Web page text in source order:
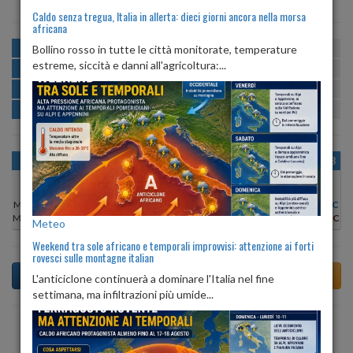
MATTINA min:21º max:28º U:58%
POMERIGGIO min:29º max:30º
SERA min: 25º max:32º U:72%-81%
NOTTE min:22º max:24º U:85%
OGGI
Min:
22°C
Max:29°C
SAB 08
Min:
22°C
Max:24°C
DOM 09
Min:21°C
Max:28°C
LUN 10
Min:21°C
Max:29°C
MAR 11
Min:
21°C
Max:30°C
MER 12
Min:21°C
Max:28°C
GIO 13
Min:
21°C
Max:28°C
Previsioni del Tempo a Ala tra 5 giorni
Caldo senza tregua, Italia in allerta: dieci giorni ancora nella morsa
africana
Bollino rosso in tutte le città monitorate, temperature
estreme, siccità e danni all'agricoltura:...
Meteo
Weekend tra sole africano e temporali improvvisi: attenzione ai forti
rovesci sulle montagne italian
L'anticiclone continuerà a dominare l'Italia nel fine
settimana, ma infiltrazioni più umide...